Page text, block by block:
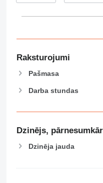
Raksturojumi
Pašmasa
Darba stundas
Dzinējs,
Dzinēja jauda